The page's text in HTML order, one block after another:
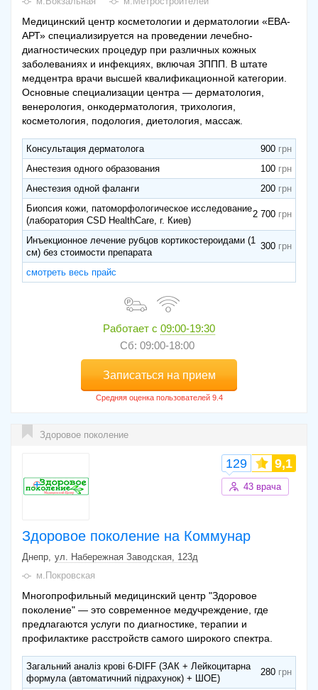
Медицинский центр косметологии и дерматологии «ЕВА-
АРТ» специализируется на проведении лечебно-
диагностических процедур при различных кожных
заболеваниях и инфекциях, включая ЗППП. В штате
медцентра врачи высшей квалификационной категории.
Основные специализации центра — дерматология,
венерология, онкодерматология, трихология,
косметология, подология, диетология, массаж.
Консультация дерматолога
900
Анестезия одного образования
100
Анестезия одной фаланги
200
Биопсия кожи, патоморфологическое исследование
(лаборатория CSD HealthCare, г. Киев)
2 700
Инъекционное лечение рубцов кортикостероидами (1
см) без стоимости препарата
300
смотреть весь прайс
Работает с 09:00-19:30
Сб: 09:00-18:00
Записаться на прием
Здоровое поколение
Здоровое поколение на Коммунар
129 9,1
43 врача
Днепр ул. Набережная Заводская, 123д
м.Покровская
Многопрофильный медицинский центр "Здоровое
поколение" — это современное медучреждение, где
предлагаются услуги по диагностике, терапии и
профилактике расстройств самого широкого спектра.
Загальний аналіз крові 6-DIFF (ЗАК + Лейкоцитарна
формула (автоматичний підрахунок) + ШОЕ)
280